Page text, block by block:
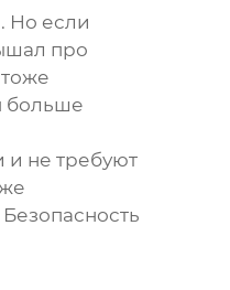
Но если
про
больше
и не требуют